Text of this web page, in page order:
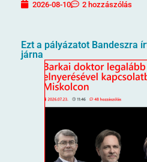
2026-08-10 2 hozzászólás
Ezt a pályázatot Bandeszra
járna